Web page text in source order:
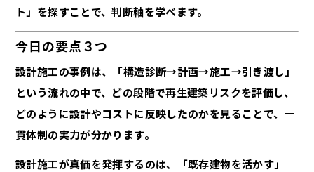
ト」を探すことで、判断軸を学べます。
今日の要点３つ
設計施工の事例は、「構造診断→計画→施工→引き渡し」
という流れの中で、どの段階で再生建築リスクを評価し、
どのように設計やコストに反映したのかを見ることで、一
貫体制の実力が分かります。
設計施工が真価を発揮するのは、「既存建物を活かす」